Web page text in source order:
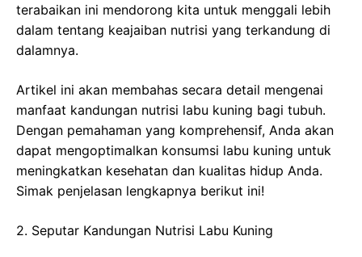
terabaikan ini mendorong kita untuk menggali lebih
dalam tentang keajaiban nutrisi yang terkandung di
dalamnya.
Artikel ini akan membahas secara detail mengenai
manfaat kandungan nutrisi labu kuning bagi tubuh.
Dengan pemahaman yang komprehensif, Anda akan
dapat mengoptimalkan konsumsi labu kuning untuk
meningkatkan kesehatan dan kualitas hidup Anda.
Simak penjelasan lengkapnya berikut ini!
2. Seputar Kandungan Nutrisi Labu Kuning